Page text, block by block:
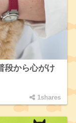
段から心がけ
1shares